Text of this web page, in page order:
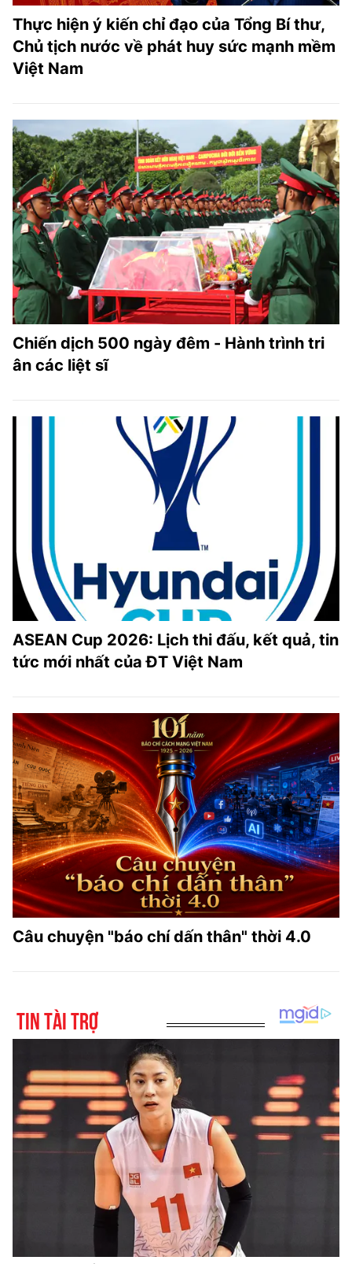
Thực hiện ý kiến chỉ đạo của Tổng Bí thư,
Chủ tịch nước về phát huy sức mạnh mềm
Việt Nam
Chiến dịch 500 ngày đêm - Hành trình tri
ân các liệt sĩ
ASEAN Cup 2026: Lịch thi đấu, kết quả, tin
tức mới nhất của ĐT Việt Nam
Câu chuyện "báo chí dấn thân" thời 4.0